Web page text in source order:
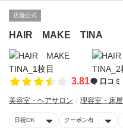
店舗公式
HAIR MAKE TINA
3.81 口コミ
美容室・ヘアサロン 理容室・床屋
日祝OK クーポン有